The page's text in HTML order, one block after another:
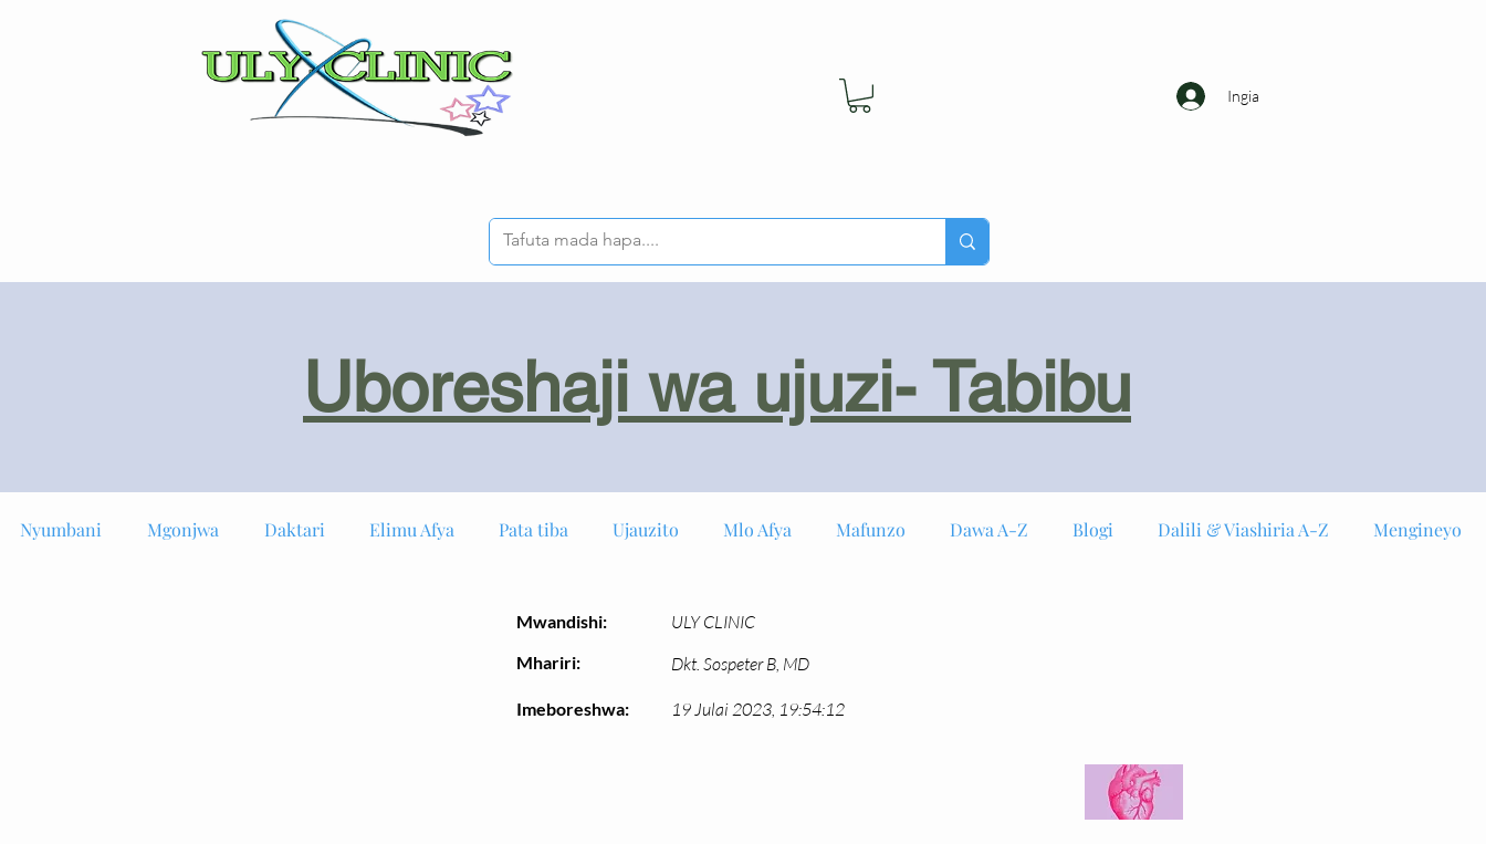
Ingia
Uboreshaji wa ujuzi- Tabibu
Nyumbani Mgonjwa Daktari Elimu Afya Pata tiba Ujauzito Mlo Afya Mafunzo Dawa A-Z Blogi Dalili & Viashiria A-Z Mengineyo
Mwandishi:
Mhariri:
Imeboreshwa:
ULY CLINIC
Dkt. Sospeter B, MD
19 Julai 2023, 19:54:12